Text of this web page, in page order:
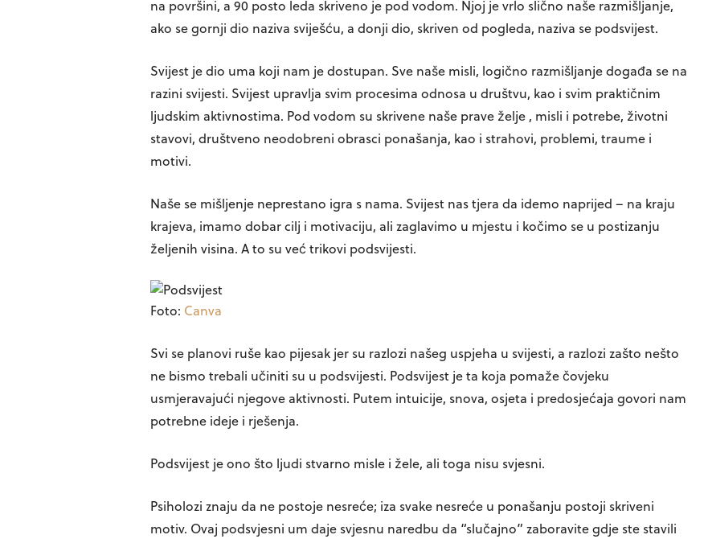
na površini, a 90 posto leda skriveno je pod vodom. Njoj je vrlo slično naše razmišljanje,
ako se gornji dio naziva sviješću, a donji dio, skriven od pogleda, naziva se podsvijest.
Svijest je dio uma koji nam je dostupan. Sve naše misli, logično razmišljanje događa se na
razini svijesti. Svijest upravlja svim procesima odnosa u društvu, kao i svim praktičnim
ljudskim aktivnostima. Pod vodom su skrivene naše prave želje , misli i potrebe, životni
stavovi, društveno neodobreni obrasci ponašanja, kao i strahovi, problemi, traume i
motivi.
Naše se mišljenje neprestano igra s nama. Svijest nas tjera da idemo naprijed – na kraju
krajeva, imamo dobar cilj i motivaciju, ali zaglavimo u mjestu i kočimo se u postizanju
željenih visina. A to su već trikovi podsvijesti.
Foto: Canva
Svi se planovi ruše kao pijesak jer su razlozi našeg uspjeha u svijesti, a razlozi zašto nešto
ne bismo trebali učiniti su u podsvijesti. Podsvijest je ta koja pomaže čovjeku
usmjeravajući njegove aktivnosti. Putem intuicije, snova, osjeta i predosjećaja govori nam
potrebne ideje i rješenja.
Podsvijest je ono što ljudi stvarno misle i žele, ali toga nisu svjesni.
Psiholozi znaju da ne postoje nesreće; iza svake nesreće u ponašanju postoji skriveni
motiv. Ovaj podsvjesni um daje svjesnu naredbu da “slučajno” zaboravite gdje ste stavili